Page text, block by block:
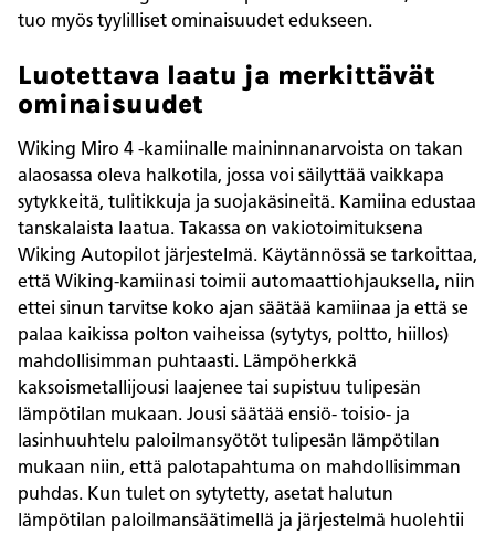
tuo myös tyylilliset ominaisuudet edukseen.
Luotettava laatu ja merkittävät
ominaisuudet
Wiking Miro 4 -kamiinalle maininnanarvoista on takan
alaosassa oleva halkotila, jossa voi säilyttää vaikkapa
sytykkeitä, tulitikkuja ja suojakäsineitä. Kamiina edustaa
tanskalaista laatua. Takassa on vakiotoimituksena
Wiking Autopilot järjestelmä. Käytännössä se tarkoittaa,
että Wiking-kamiinasi toimii automaattiohjauksella, niin
ettei sinun tarvitse koko ajan säätää kamiinaa ja että se
palaa kaikissa polton vaiheissa (sytytys, poltto, hiillos)
mahdollisimman puhtaasti. Lämpöherkkä
kaksoismetallijousi laajenee tai supistuu tulipesän
lämpötilan mukaan. Jousi säätää ensiö- toisio- ja
lasinhuuhtelu paloilmansyötöt tulipesän lämpötilan
mukaan niin, että palotapahtuma on mahdollisimman
puhdas. Kun tulet on sytytetty, asetat halutun
lämpötilan paloilmansäätimellä ja järjestelmä huolehtii